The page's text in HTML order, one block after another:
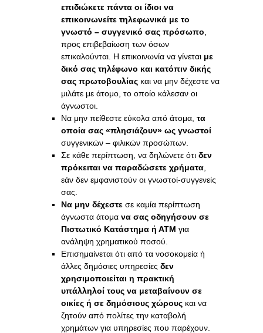
επιδιώκετε πάντα οι ίδιοι να
επικοινωνείτε τηλεφωνικά με το
γνωστό – συγγενικό σας πρόσωπο
προς επιβεβαίωση των όσων
επικαλούνται. Η επικοινωνία να γίνεται με
δικό σας τηλέφωνο και κατόπιν δικής
σας πρωτοβουλίας και να μην δέχεστε να
μιλάτε με άτομο, το οποίο κάλεσαν οι
άγνωστοι.
Να μην πείθεστε εύκολα από άτομα, τα
οποία σας «πλησιάζουν» ως γνωστοί
συγγενικών – φιλικών προσώπων.
Σε κάθε περίπτωση, να δηλώνετε ότι δεν
πρόκειται να παραδώσετε χρήματα
εάν δεν εμφανιστούν οι γνωστοί-συγγενείς
σας.
Να μην δέχεστε σε καμία περίπτωση
άγνωστα άτομα να σας οδηγήσουν σε
Πιστωτικό Κατάστημα ή ΑΤΜ για
ανάληψη χρηματικού ποσού.
Επισημαίνεται ότι από τα νοσοκομεία ή
άλλες δημόσιες υπηρεσίες δεν
χρησιμοποιείται η πρακτική
υπάλληλοί τους να μεταβαίνουν σε
οικίες ή σε δημόσιους χώρους και να
ζητούν από πολίτες την καταβολή
χρημάτων για υπηρεσίες που παρέχουν.